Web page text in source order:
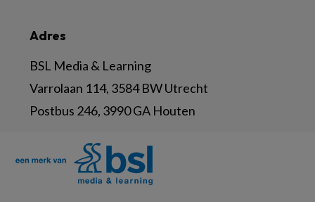
Adres
BSL Media & Learning
Varrolaan 114, 3584 BW Utrecht
Postbus 246, 3990 GA Houten